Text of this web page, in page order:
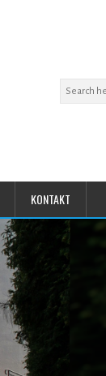
KONTAKT